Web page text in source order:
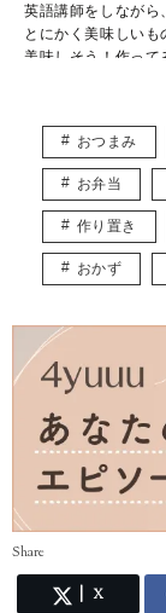
英語講師をしながら
とにかく美味しい
美味しそう！作って
おつまみ
お弁当
作り置き
おかず
Share
X